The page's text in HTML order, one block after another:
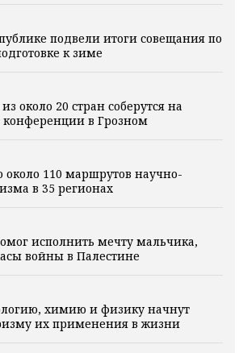
подвели итоги совещания по
к зиме
около 20 стран соберутся на
в Грозном
около 110 маршрутов научно-
в 35 регионах
исполнить мечту мальчика,
войны в Палестине
химию и физику начнут
их применения в жизни